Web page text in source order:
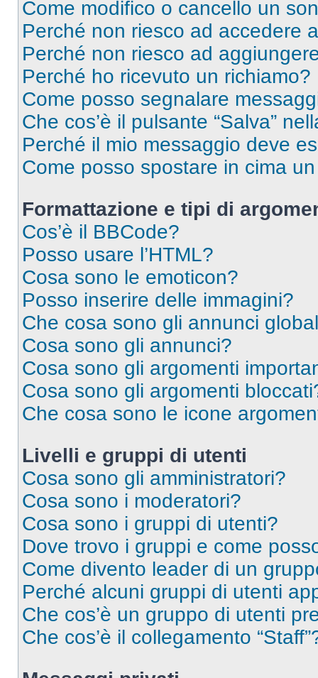
Come modifico o cancello un
Perché non riesco ad accedere
Perché non riesco ad
Perché ho ricevuto un richiamo?
Come posso segnalare
Che cos’è il pulsante “Salva”
Perché il mio messaggio deve
Come posso spostare in cima
Formattazione e tipi di
Cos’è il BBCode?
Posso usare l’HTML?
Cosa sono le emoticon?
Posso inserire delle immagini?
Che cosa sono gli annunci
Cosa sono gli annunci?
Cosa sono gli argomenti
Cosa sono gli argomenti
Che cosa sono le icone
Livelli e gruppi di utenti
Cosa sono gli amministratori?
Cosa sono i moderatori?
Cosa sono i gruppi di utenti?
Dove trovo i gruppi e come
Come divento leader di un
Perché alcuni gruppi di utenti
Che cos’è un gruppo di utenti
Che cos’è il collegamento